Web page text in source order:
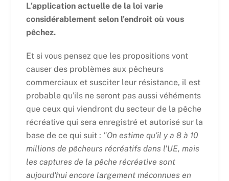
L'application actuelle de la loi varie
considérablement selon l'endroit où vous
pêchez.
Et si vous pensez que les propositions vont
causer des problèmes aux pêcheurs
commerciaux et susciter leur résistance, il est
probable qu'ils ne seront pas aussi véhéments
que ceux qui viendront du secteur de la pêche
récréative qui sera enregistré et autorisé sur la
base de ce qui suit : "On estime qu'il y a 8 à 10
millions de pêcheurs récréatifs dans l'UE, mais
les captures de la pêche récréative sont
aujourd'hui encore largement méconnues en